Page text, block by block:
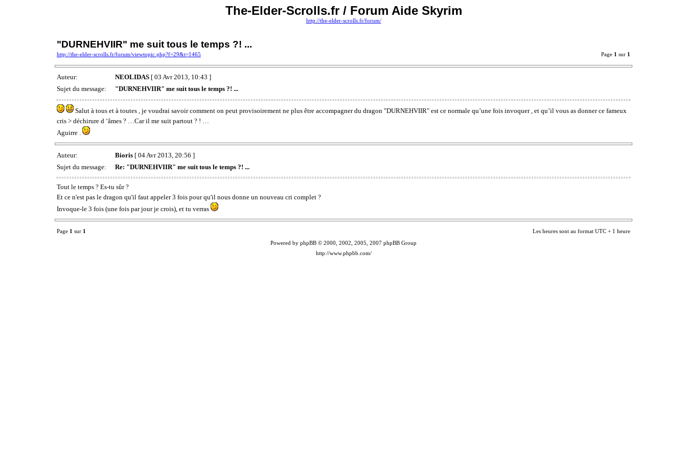
The-Elder-Scrolls.fr / Forum Aide Skyrim
http://the-elder-scrolls.fr/forum/
"DURNEHVIIR" me suit tous le temps ?! ...
http://the-elder-scrolls.fr/forum/viewtopic.php?f=29&t=1465 Page 1 sur 1
Auteur: NEOLIDAS [ 03 Avr 2013, 10:43 ]
Sujet du message:
"DURNEHVIIR" me suit tous le temps ?! ...
Salut à tous et à toutes , je voudrai savoir comment on peut provisoirement ne plus être accompagner du dragon "DURNEHVIIR" est ce normale qu’une fois invoquer , et qu’il vous as donner ce fameux
cris > déchirure d ‘âmes ? …Car il me suit partout ? ! …
Aguirre .
Auteur: Bioris [ 04 Avr 2013, 20:56 ]
Sujet du message:
Re: "DURNEHVIIR" me suit tous le temps ?! ...
Tout le temps ? Es-tu sûr ?
Et ce n'est pas le dragon qu'il faut appeler 3 fois pour qu'il nous donne un nouveau cri complet ?
Invoque-le 3 fois (une fois par jour je crois), et tu verras
Page 1 sur 1 Les heures sont au format UTC + 1 heure
Powered by phpBB © 2000, 2002, 2005, 2007 phpBB Group
http://www.phpbb.com/